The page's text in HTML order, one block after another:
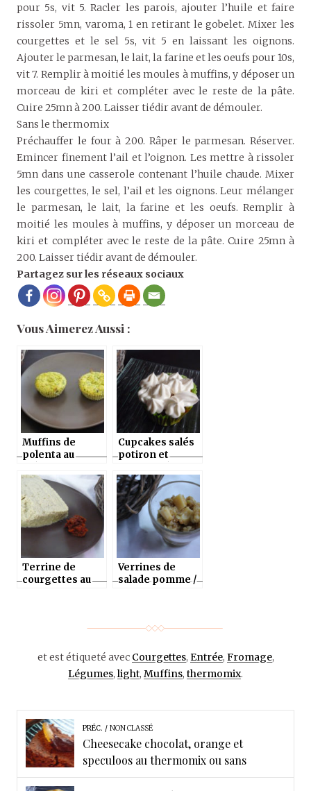
pour 5s, vit 5. Racler les parois, ajouter l’huile et faire
rissoler 5mn, varoma, 1 en retirant le gobelet. Mixer les
courgettes et le sel 5s, vit 5 en laissant les oignons.
Ajouter le parmesan, le lait, la farine et les oeufs pour 10s,
vit 7. Remplir à moitié les moules à muffins, y déposer un
morceau de kiri et compléter avec le reste de la pâte.
Cuire 25mn à 200. Laisser tiédir avant de démouler.
Sans le thermomix
Préchauffer le four à 200. Râper le parmesan. Réserver.
Emincer finement l’ail et l’oignon. Les mettre à rissoler
5mn dans une casserole contenant l’huile chaude. Mixer
les courgettes, le sel, l’ail et les oignons. Leur mélanger
le parmesan, le lait, la farine et les oeufs. Remplir à
moitié les moules à muffins, y déposer un morceau de
kiri et compléter avec le reste de la pâte. Cuire 25mn à
200. Laisser tiédir avant de démouler.
Partagez sur les réseaux sociaux
Vous Aimerez Aussi :
Muffins de
polenta au
courgettes au
thermomix ou
sans
Cupcakes salés
potiron et
(au thermomix
ou sans)
Terrine de
courgettes au
Verrines de
salade pomme /
balsamique au
et est étiqueté avec Courgettes, Entrée, Fromage,
Légumes, light, Muffins, thermomix.
PRÉC. NON CLASSÉ
Cheesecake chocolat, orange et
speculoos au thermomix ou sans